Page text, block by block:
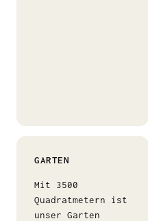
GARTEN
Mit 3500
Quadratmetern ist
unser Garten